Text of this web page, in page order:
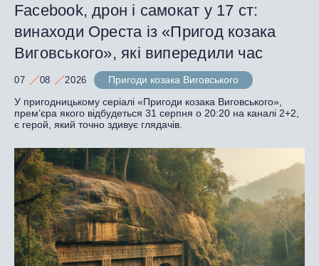
Facebook, дрон і самокат у 17 ст:
винаходи Ореста із «Пригод козака
Виговського», які випередили час
07 08 2026
Пригоди козака Виговського
У пригодницькому серіалі «Пригоди козака Виговського»,
прем’єра якого відбудеться 31 серпня о 20:20 на каналі 2+2,
є герой, який точно здивує глядачів.